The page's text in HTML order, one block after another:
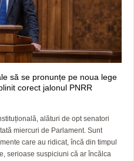
să se pronunțe pe noua lege
corect jalonul PNRR
alături de opt senatori
miercuri de Parlament. Sunt
care au ridicat, încă din timpul
serioase suspiciuni că ar încălca